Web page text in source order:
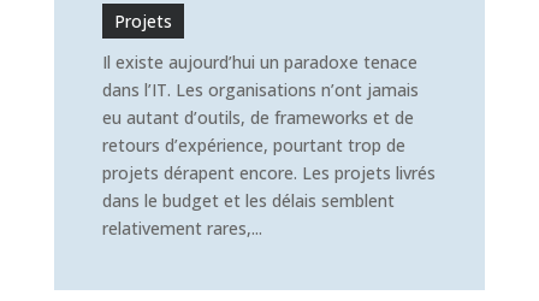
Projets
Il existe aujourd’hui un paradoxe tenace
dans l’IT. Les organisations n’ont jamais
eu autant d’outils, de frameworks et de
retours d’expérience, pourtant trop de
projets dérapent encore. Les projets livrés
dans le budget et les délais semblent
relativement rares,...